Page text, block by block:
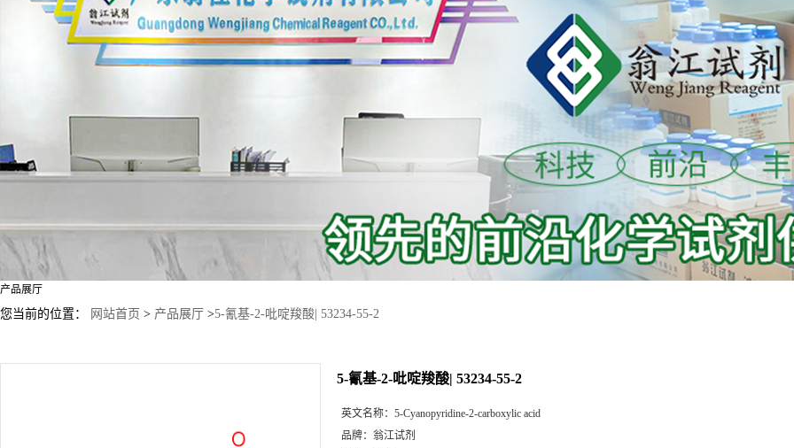
产品展厅
您当前的位置： 网站首页 > 产品展厅 >5-氰基-2-吡啶羧酸| 53234-55-2
5-氰基-2-吡啶羧酸| 53234-55-2
英文名称： 5-Cyanopyridine-2-carboxylic acid
品牌： 翁江试剂